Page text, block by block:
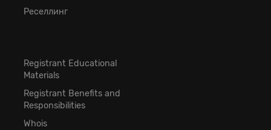
Реселлинг
Registrant Educational
Materials
Registrant Benefits and
Responsibilities
Whois